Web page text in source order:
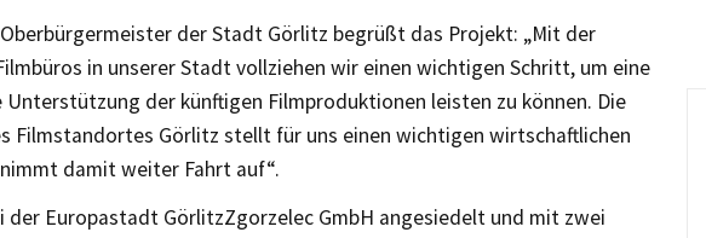
der Stadt Görlitz begrüßt das Projekt: „Mit der
in unserer Stadt vollziehen wir einen wichtigen Schritt, um eine
Unterstützung der künftigen Filmproduktionen leisten zu können. Die
Filmstandortes Görlitz stellt für uns einen wichtigen wirtschaftlichen
damit weiter Fahrt auf“.
der Europastadt GörlitzZgorzelec GmbH angesiedelt und mit zwei